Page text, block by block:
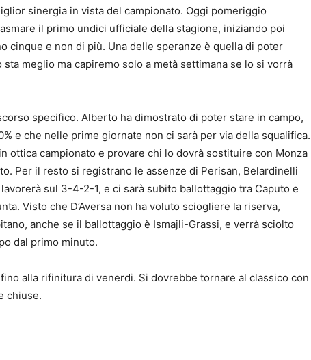
sinergia in vista del campionato. Oggi pomeriggio
il primo undici ufficiale della stagione, iniziando poi
cinque e non di più. Una delle speranze è quella di poter
meglio ma capiremo solo a metà settimana se lo si vorrà
specifico. Alberto ha dimostrato di poter stare in campo,
e che nelle prime giornate non ci sarà per via della squalifica.
ottica campionato e provare chi lo dovrà sostituire con Monza
Per il resto si registrano le assenze di Perisan, Belardinelli
sul 3-4-2-1, e ci sarà subito ballottaggio tra Caputo e
Visto che D’Aversa non ha voluto sciogliere la riserva,
anche se il ballottaggio è Ismajli-Grassi, e verrà sciolto
dal primo minuto.
alla rifinitura di venerdi. Si dovrebbe tornare al classico con
chiuse.